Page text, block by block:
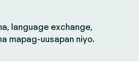
language exchange,
mapag-uusapan niyo.